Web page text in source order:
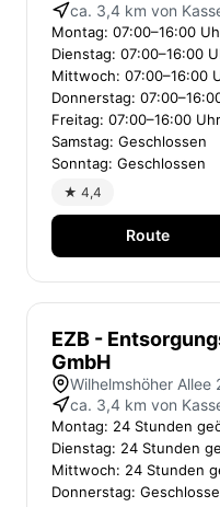
ca. 3,4 km von
Montag: 07:00–16:00
Dienstag: 07:00–16:00
Mittwoch: 07:00–16:00
Donnerstag:
Freitag: 07:00–16:00 Uhr
Samstag: Geschlossen
Sonntag: Geschlossen
★ 4,4
Route
EZB -
GmbH
Wilhelmshöher Allee
ca. 3,4 km von
Montag: 24 Stunden
Dienstag: 24 Stunden
Mittwoch: 24 Stunden
Donnerstag: